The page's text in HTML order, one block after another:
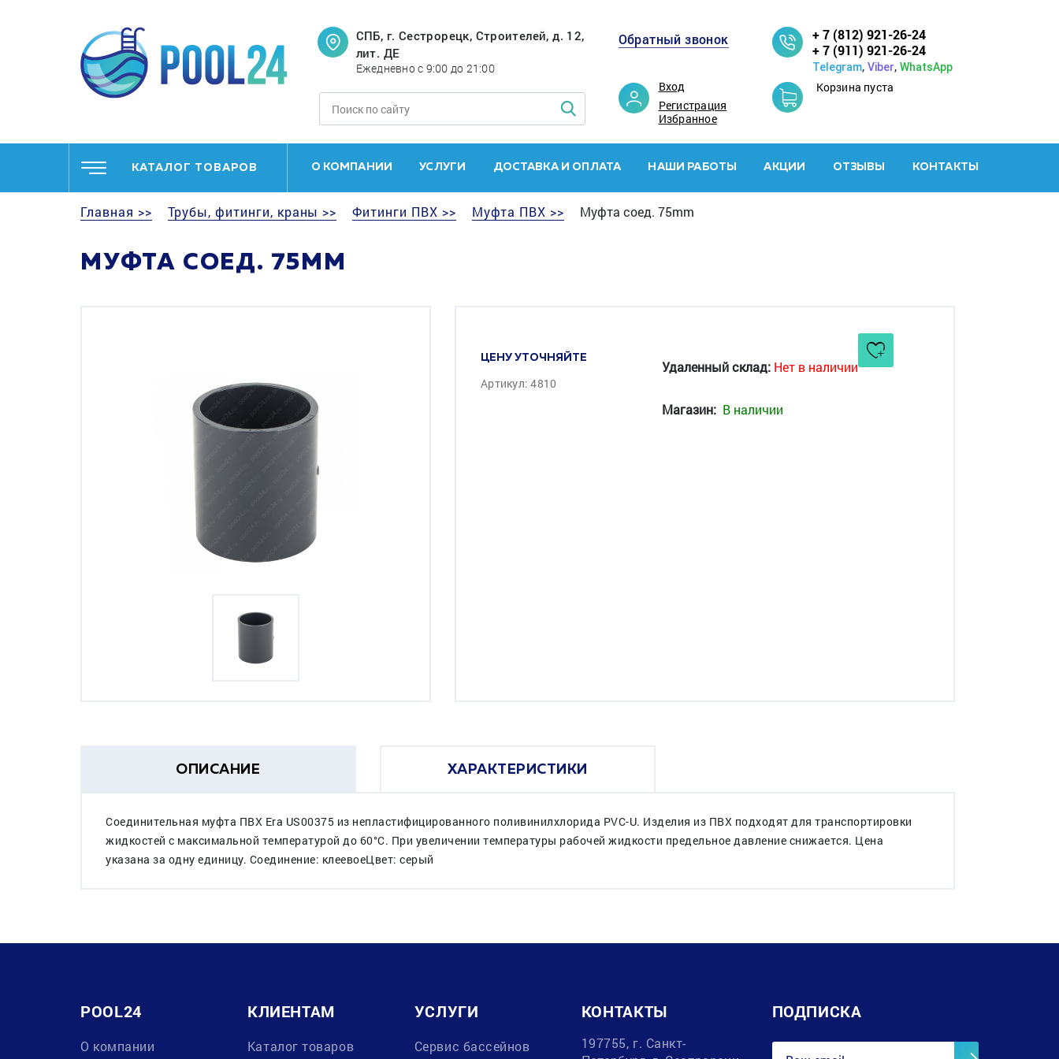
СПБ, г. Сестрорецк, Строителей, д. 12,
лит. ДЕ
Ежедневно с 9:00 до 21:00
Обратный звонок
Вход
Регистрация
Избранное
+ 7 (812) 921-26-24
+ 7 (911) 921-26-24
Telegram, Viber, WhatsApp
Корзина пуста
КАТАЛОГ ТОВАРОВ О КОМПАНИИ УСЛУГИ ДОСТАВКА И ОПЛАТА НАШИ РАБОТЫ АКЦИИ ОТЗЫВЫ КОНТАКТЫ
Главная >> Трубы, фитинги, краны >> Фитинги ПВХ >> Муфта ПВХ >> Муфта соед. 75mm
МУФТА СОЕД. 75MM
ЦЕНУ УТОЧНЯЙТЕ
Артикул: 4810
Удаленный склад: Нет в наличии
Магазин: В наличии
ОПИСАНИЕ ХАРАКТЕРИСТИКИ
Соединительная муфта ПВХ Era US00375 из непластифицированного поливинилхлорида PVC-U. Изделия из ПВХ подходят для транспортировки
жидкостей с максимальной температурой до 60°C. При увеличении температуры рабочей жидкости предельное давление снижается. Цена
указана за одну единицу. Cоединение: клеевоеЦвет: серый
POOL24
О компании
КЛИЕНТАМ
Каталог товаров
УСЛУГИ
Сервис бассейнов
КОНТАКТЫ
197755, г. Санкт-
ПОДПИСКА